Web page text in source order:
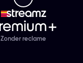
Zonder reclame